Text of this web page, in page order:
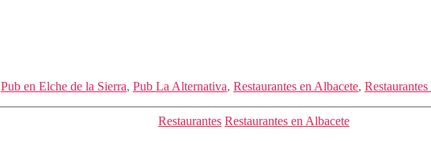
Pub en Elche de la Sierra, Pub La Alternativa, Restaurantes en Albacete,
Categorías
Restaurantes Restaurantes en Albacete